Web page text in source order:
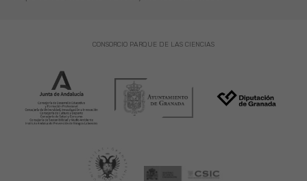
CONSORCIO PARQUE DE LAS CIENCIAS